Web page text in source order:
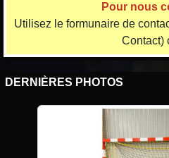
Pour nous
Utilisez le formunaire de
Contact)
DERNIÈRES PHOTOS